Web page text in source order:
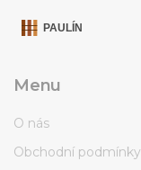
Menu
O nás
Obchodní podmínky